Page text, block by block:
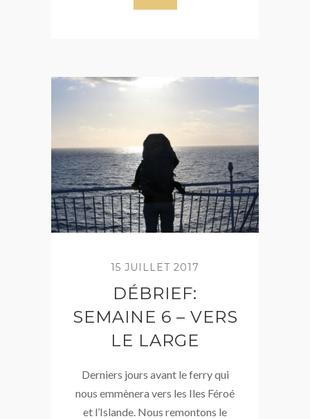
15 JUILLET 2017
DÉBRIEF:
SEMAINE 6 – VERS
LE LARGE
Derniers jours avant le ferry qui
nous emmènera vers les Iles Féroé
et l’Islande. Nous remontons le